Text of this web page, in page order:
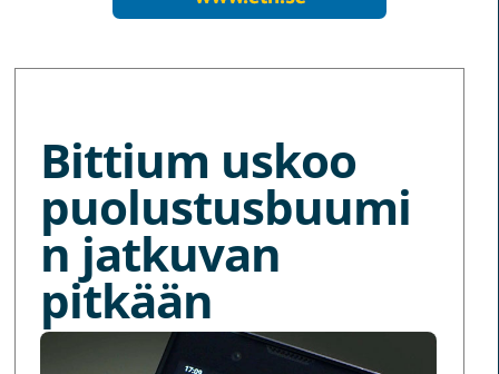
Bittium uskoo
puolustusbuumi
n jatkuvan
pitkään